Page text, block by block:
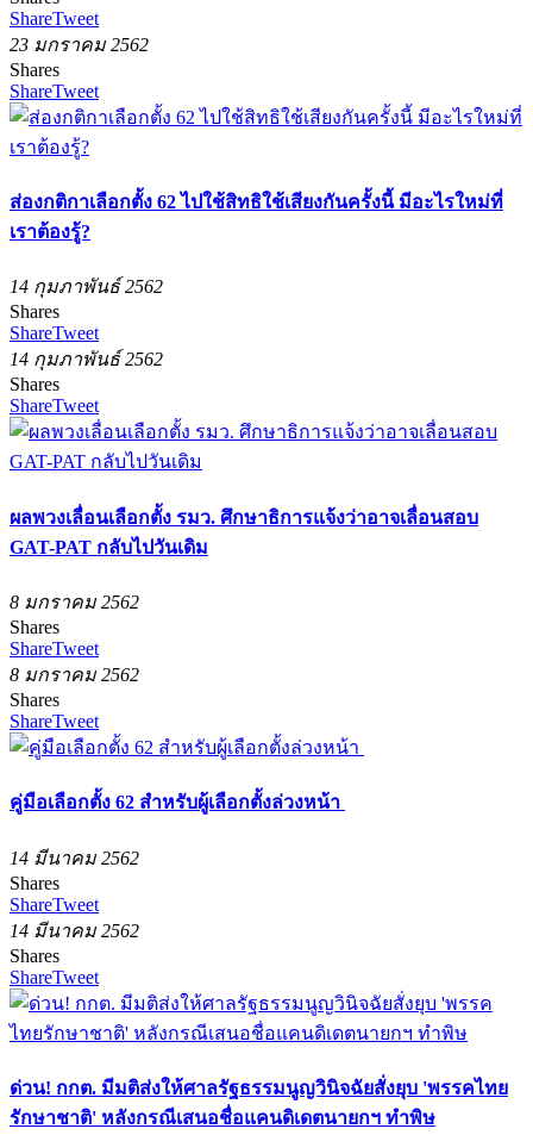
ShareTweet
23 มกราคม 2562
Shares
ShareTweet
ส่องกติกาเลือกตั้ง 62 ไปใช้สิทธิใช้เสียงกันครั้งนี้ มีอะไรใหม่ที่
เราต้องรู้?
14 กุมภาพันธ์ 2562
Shares
ShareTweet
14 กุมภาพันธ์ 2562
Shares
ShareTweet
ผลพวงเลื่อนเลือกตั้ง รมว. ศึกษาธิการแจ้งว่าอาจเลื่อนสอบ
GAT-PAT กลับไปวันเดิม
8 มกราคม 2562
Shares
ShareTweet
8 มกราคม 2562
Shares
ShareTweet
คู่มือเลือกตั้ง 62 สำหรับผู้เลือกตั้งล่วงหน้า
14 มีนาคม 2562
Shares
ShareTweet
14 มีนาคม 2562
Shares
ShareTweet
ด่วน! กกต. มีมติส่งให้ศาลรัฐธรรมนูญวินิจฉัยสั่งยุบ 'พรรคไทย
รักษาชาติ' หลังกรณีเสนอชื่อแคนดิเดตนายกฯ ทำพิษ